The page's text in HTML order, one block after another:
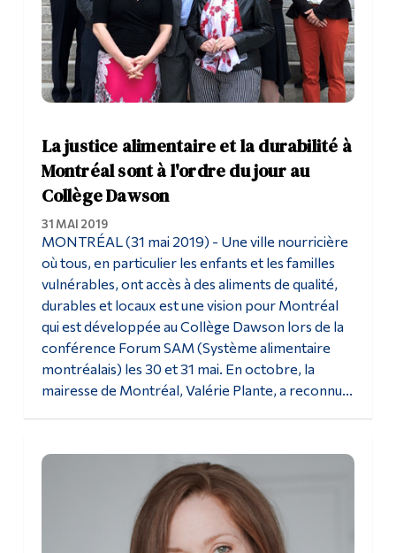
La justice alimentaire et la durabilité à
Montréal sont à l'ordre du jour au
Collège Dawson
31 MAI 2019
MONTRÉAL (31 mai 2019) - Une ville nourricière
où tous, en particulier les enfants et les familles
vulnérables, ont accès à des aliments de qualité,
durables et locaux est une vision pour Montréal
qui est développée au Collège Dawson lors de la
conférence Forum SAM (Système alimentaire
montréalais) les 30 et 31 mai. En octobre, la
mairesse de Montréal, Valérie Plante, a reconnu...
Formation continue
Admissions
La vie à Dawson
Futurs étudiants
personnel administratif
Diplômé·es et visiteur·euses